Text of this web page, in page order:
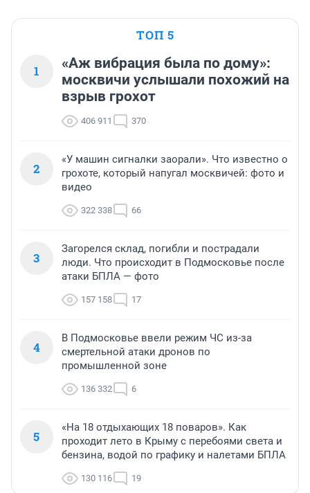
ТОП 5
1
«Аж вибрация была по дому»:
москвичи услышали похожий на
взрыв грохот
406 911 370
2
«У машин сигналки заорали». Что известно о
грохоте, который напугал москвичей: фото и
видео
322 338 66
3
Загорелся склад, погибли и пострадали
люди. Что происходит в Подмосковье после
атаки БПЛА — фото
157 158 17
4
В Подмосковье ввели режим ЧС из-за
смертельной атаки дронов по
промышленной зоне
136 332 6
5
«На 18 отдыхающих 18 поваров». Как
проходит лето в Крыму с перебоями света и
бензина, водой по графику и налетами БПЛА
130 116 19